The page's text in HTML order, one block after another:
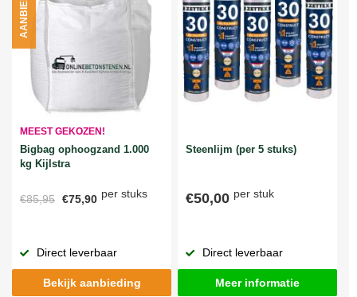
MEEST GEKOZEN!
Bigbag ophoogzand 1.000
kg Kijlstra
€85,95 €75,90 per stuks
Direct leverbaar
Bekijk aanbieding
Steenlijm (per 5 stuks)
€50,00 per stuk
Direct leverbaar
Meer informatie